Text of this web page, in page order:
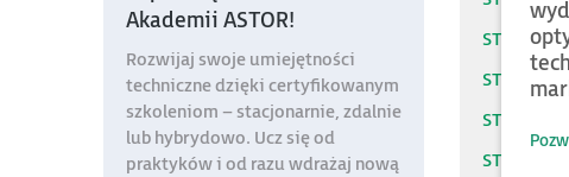
Akademii ASTOR!
Rozwijaj swoje umiejętności
techniczne dzięki certyfikowanym
szkoleniom – stacjonarnie, zdalnie
lub hybrydowo. Ucz się od
praktyków i od razu wdrażaj nową
ST-2514
ST-2524
ST-2614
ST-2624